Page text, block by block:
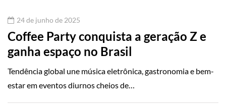
24 de junho de 2025
Coffee Party conquista a geração Z e
ganha espaço no Brasil
Tendência global une música eletrônica, gastronomia e bem-
estar em eventos diurnos cheios de…